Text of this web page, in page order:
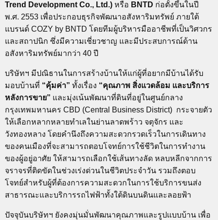
Trend Development Co., Ltd.) หรือ BNTD ก่อตั้งขึ้นในปี
พ.ศ. 2553 เพื่อประกอบธุรกิจพัฒนาอสังหาริมทรัพย์ ภายใต้
แบรนด์ COZY by BNTD โดยทีมผู้บริหารมืออาชีพที่เป็นวิศวกร
และสถาปนิก ซึ่งมีความเชี่ยวชาญ และมีประสบการณ์ด้าน
อสังหาริมทรัพย์มากว่า 40 ปี
บริษัทฯ มีปณิธานในการสร้างบ้านให้แก่ผู้ที่อยากมีบ้านได้รับ
มอบบ้านที่ “คุ้มค่า” ทั้งเรื่อง “คุณภาพ สิ่งแวดล้อม และบริการ
หลังการขาย” และมุ่งเน้นพัฒนาที่ดินที่อยู่ในศูนย์กลาง
กรุงเทพมหานคร CBD (Central Business District) กระจายตัว
ให้เลือกหลากหลายทำเลในย่านลาดพร้าว จตุจักร และ
วังทองหลาง โดยคำนึงถึงความสะดวกรวดเร็วในการเดินทาง
ของคนเมืองที่จะสามารถตอบโจทย์การใช้ชีวิตในการทำงาน
ของผู้อยู่อาศัย ให้สามารถเลือกใช้เส้นทางลัด หลบหลีกจากการ
จราจรที่ติดขัดในช่วงเร่งด่วนในชีวิตประจำวัน รวมถึงตอบ
โจทย์สำหรับผู้ที่ต้องการความสะดวกในการใช้บริการขนส่ง
สาธารณะและบริการรถไฟฟ้าทั้งใต้ดินบนดินและลอยฟ้า
ปัจจุบันบริษัทฯ ยังคงมุ่นมั่นพัฒนาคุณภาพและรูปแบบบ้าน เพื่อ